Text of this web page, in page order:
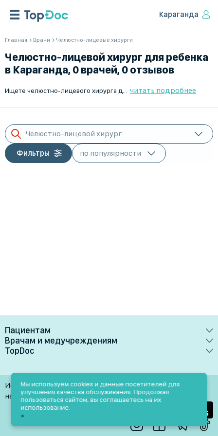
Караганда
Главная Врачи Челюстно-лицевые хирурги
Челюстно-лицевой хирург для ребенка
в Караганда, 0 врачей, 0 отзывов
читать подробнее
Челюстно-лицевой хирург
Фильтры
Пациентам
Врачи
Клиники
Лаборатории
Услуги
Блог
Акции и скидки
Врачам и медучреждениям
Преимущества
Медучреждениям
Врачам
TopDoc
Контакты
Помощь
Использование материалов разрешено только при
наличии активной ссылки на источник
Мы используем cookies и данные посетителей для
улучшения качества обслуживания. Продолжая
пользоваться сайтом, вы соглашаетесь на их
использование.
×